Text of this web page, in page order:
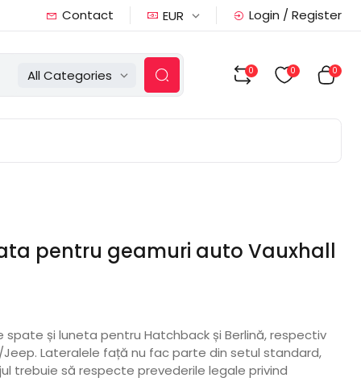
Contact EUR Login / Register
All Categories 0 0 0
pentru geamuri auto Vauxhall
și luneta pentru Hatchback și Berlină, respectiv
Lateralele față nu fac parte din setul standard,
trebuie să respecte prevederile legale privind